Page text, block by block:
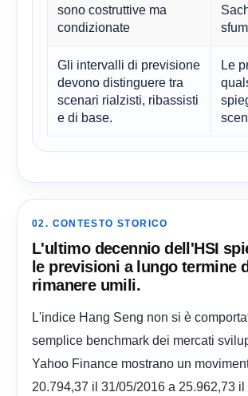
sono costruttive ma
condizionate
Gli intervalli di previsione
devono distinguere tra
scenari rialzisti, ribassisti
e di base.
Le
02. CONTESTO STORICO
L'ultimo decennio dell'HSI
le previsioni a lungo termine
rimanere umili.
L'indice Hang Seng non si è
semplice benchmark dei mercati
Yahoo Finance mostrano un
20.794,37 il 31/05/2016 a 25.962,73 il